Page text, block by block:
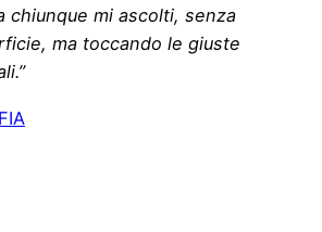
chiunque mi ascolti, senza
ma toccando le giuste